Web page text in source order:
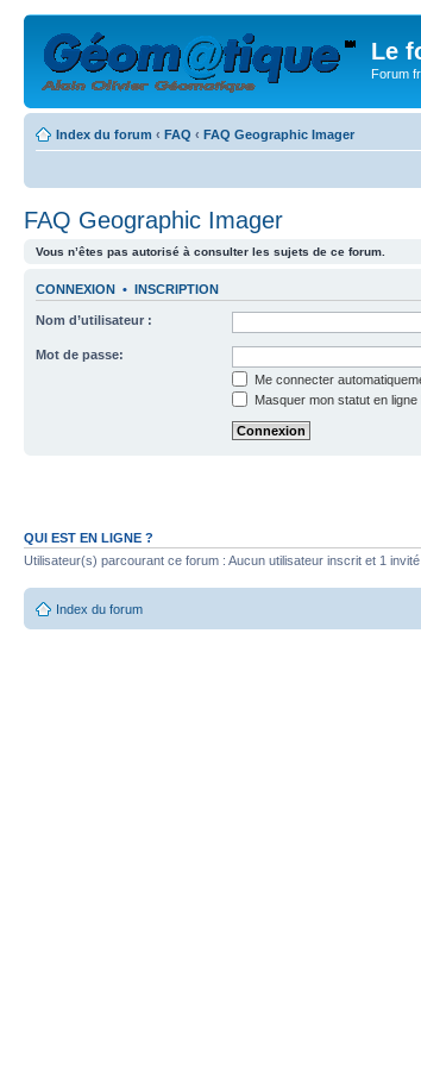
Le
Forum
Index du forum ‹ FAQ ‹ FAQ Geographic Imager
FAQ Geographic Imager
Vous n’êtes pas autorisé à consulter les sujets de ce forum.
CONNEXION • INSCRIPTION
Nom d’utilisateur :
Mot de passe:
Me connecter
Masquer mon statut en
QUI EST EN LIGNE ?
Utilisateur(s) parcourant ce forum : Aucun utilisateur inscrit et 1 invité
Index du forum